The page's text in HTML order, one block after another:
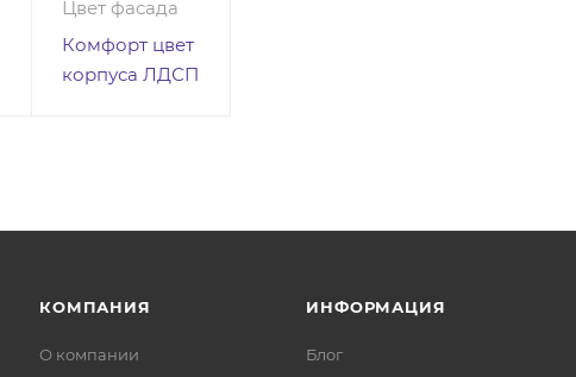
Цвет фасада
Комфорт цвет
корпуса ЛДСП
КОМПАНИЯ
О компании
ИНФОРМАЦИЯ
Блог